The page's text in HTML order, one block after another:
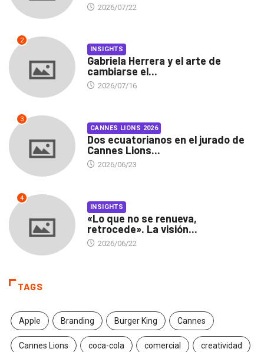
2026/07/22
2
INSIGHTS
Gabriela Herrera y el arte de
cambiarse el...
2026/07/16
3
CANNES LIONS 2026
Dos ecuatorianos en el jurado de
Cannes Lions...
2026/06/23
4
INSIGHTS
«Lo que no se renueva,
retrocede». La visión...
2026/06/22
TAGS
Apple Branding Burger King Cannes
Cannes Lions coca-cola comercial creatividad